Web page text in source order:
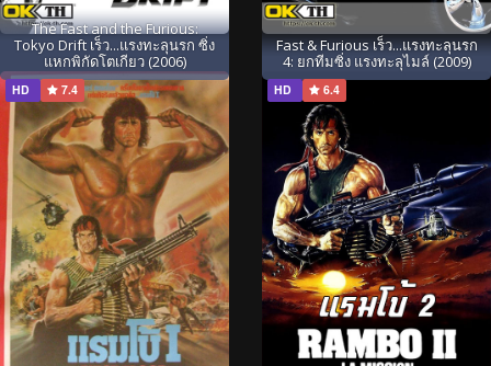
The Fast and the Furious:
Tokyo Drift เร็ว...แรงทะลุนรก ซิ่ง
แหกพิกัดโตเกียว (2006)
Fast & Furious เร็ว...แรงทะลุนรก
4: ยกทีมซิ่ง แรงทะลุไมล์ (2009)
HD 7.4 HD 6.4